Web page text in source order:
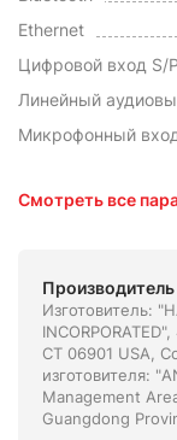
Ethernet
Цифровой вход S/
Линейный
Микрофонный вход
Смотреть все
Производитель
Изготовитель:
CT 06901 USA,
изготовителя:
Management
Guangdong